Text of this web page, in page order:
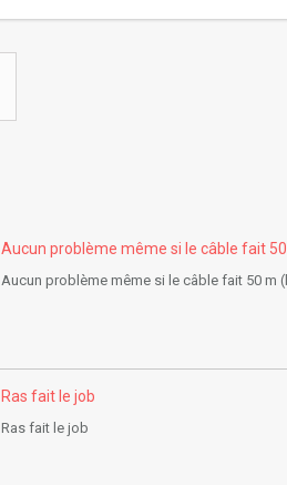
Aucun problème même si le câble fait 50
Aucun problème même si le câble fait 50 m
Ras fait le job
Ras fait le job